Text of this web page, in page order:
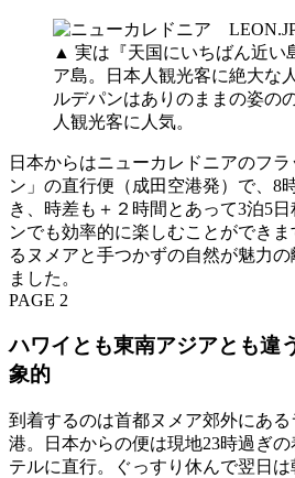
▲ 実は『天国にいちばん近い
ア島。日本人観光客に絶大な
ルデパンはありのままの姿の
人観光客に人気。
日本からはニューカレドニアのフ
ン」の直行便（成田空港発）で、8
き、時差も＋２時間とあって3泊5
ンでも効率的に楽しむことができ
るヌメアと手つかずの自然が魅力
ました。
PAGE 2
ハワイとも東南アジアとも違
象的
到着するのは首都ヌメア郊外にあ
港。日本からの便は現地23時過ぎ
テルに直行。ぐっすり休んで翌日